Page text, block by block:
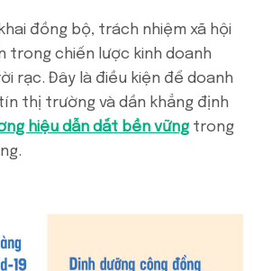
đồng bộ, trách nhiệm xã hội
trong chiến lược kinh doanh
rạc. Đây là điều kiện để doanh
thị trường và dần khẳng định
hiệu dẫn dắt bền vững trong